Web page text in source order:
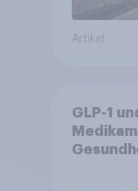
Artikel
GLP-1